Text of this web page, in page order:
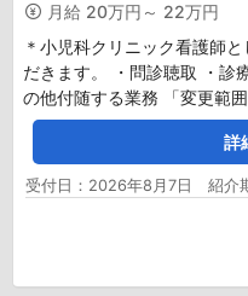
月給 20万円～ 22万円
＊小児科クリニック看護師
だきます。 ・問診聴取 ・診
の他付随する業務 「変更範囲
詳
受付日：2026年8月7日 紹介